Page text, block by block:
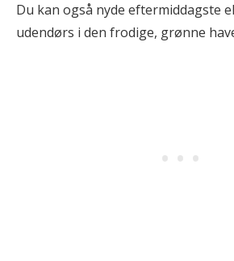
Du kan også nyde eftermiddagste
udendørs i den frodige, grønne